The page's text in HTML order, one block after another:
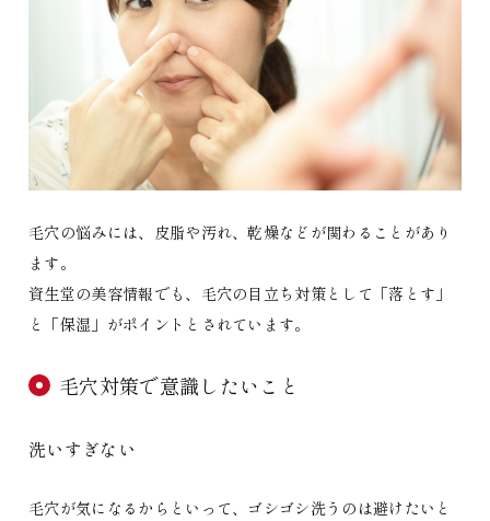
毛穴の悩みには、皮脂や汚れ、乾燥などが関わることがあり
ます。
資生堂の美容情報でも、毛穴の目立ち対策として「落とす」
と「保湿」がポイントとされています。
毛穴対策で意識したいこと
洗いすぎない
毛穴が気になるからといって、ゴシゴシ洗うのは避けたいと